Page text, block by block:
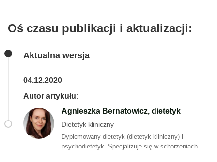
Oś czasu publikacji i aktualizacji:
Aktualna wersja
04.12.2020
Autor artykułu:
Agnieszka Bernatowicz, dietetyk
Dietetyk kliniczny
Dyplomowany dietetyk (dietetyk kliniczny) i
psychodietetyk. Specjalizuje się w schorzeniach